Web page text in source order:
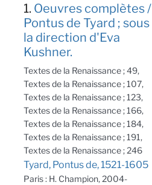
1. Oeuvres complètes /
Pontus de Tyard ; sous
la direction d'Eva
Kushner.
Textes de la Renaissance ; 49,
Textes de la Renaissance ; 107,
Textes de la Renaissance ; 123,
Textes de la Renaissance ; 166,
Textes de la Renaissance ; 184,
Textes de la Renaissance ; 191,
Textes de la Renaissance ; 246
Tyard, Pontus de, 1521-1605
Paris : H. Champion, 2004-